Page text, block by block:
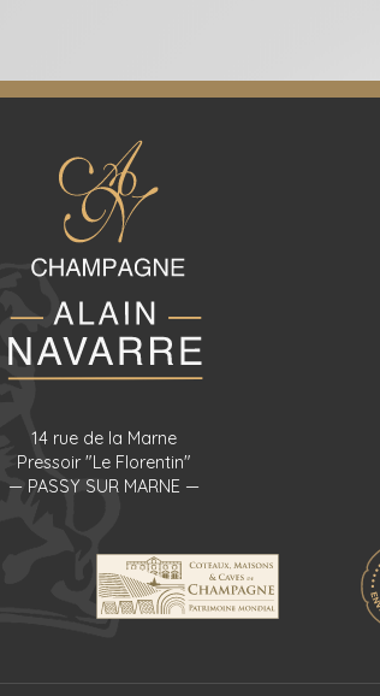
14 rue de la Marne
Pressoir "Le Florentin"
— PASSY SUR MARNE —